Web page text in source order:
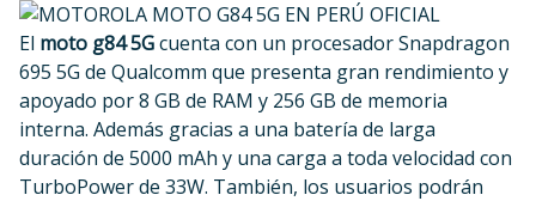
El moto g84 5Gcuenta con un procesador Snapdragon
695 5G de Qualcomm que presenta gran rendimiento y
apoyado por 8 GB de RAM y 256 GB de memoria
interna. Además gracias a una batería de larga
duración de 5000 mAh y una carga a toda velocidad con
TurboPower de 33W. También, los usuarios podrán